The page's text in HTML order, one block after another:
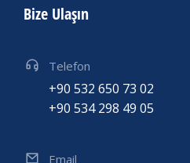
Bize Ulaşın
Telefon
+90 532 650 73 02
+90 534 298 49 05
Email